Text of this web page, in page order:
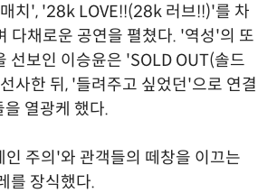
치', '28k LOVE!!(28k 러브!!)'를 차
다채로운 공연을 펼쳤다. '역성'의 또
선보인 이승윤은 'SOLD OUT(솔드
사한 뒤, '들려주고 싶었던'으로 연결
열광케 했다.
주의'와 관객들의 떼창을 이끄는
를 장식했다.